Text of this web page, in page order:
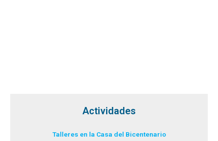
Actividades
Talleres en la Casa del Bicentenario